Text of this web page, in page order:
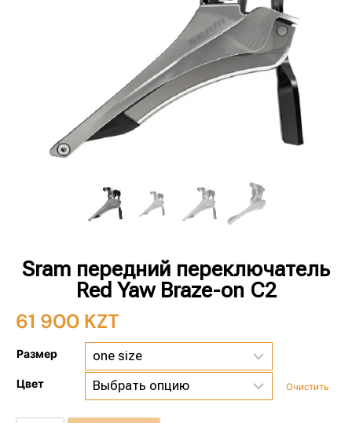
Sram передний переключатель
Red Yaw Braze-on C2
61 900 KZT
Размер
Цвет Очистить